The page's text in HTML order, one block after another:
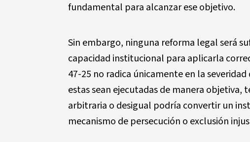
fundamental para alcanzar ese objetivo.
Sin embargo, ninguna reforma legal será
capacidad institucional para aplicarla
47-25 no radica únicamente en la
estas sean ejecutadas de manera objetiva,
arbitraria o desigual podría convertir un
mecanismo de persecución o exclusión